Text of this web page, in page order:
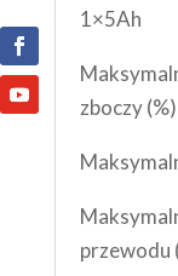
1×5Ah
zboczy
przewodu